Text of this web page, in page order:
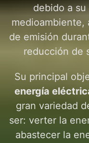
debido a
de emisión
reducción de
Su principal
energía
gran variedad
ser: verter la
abastecer la